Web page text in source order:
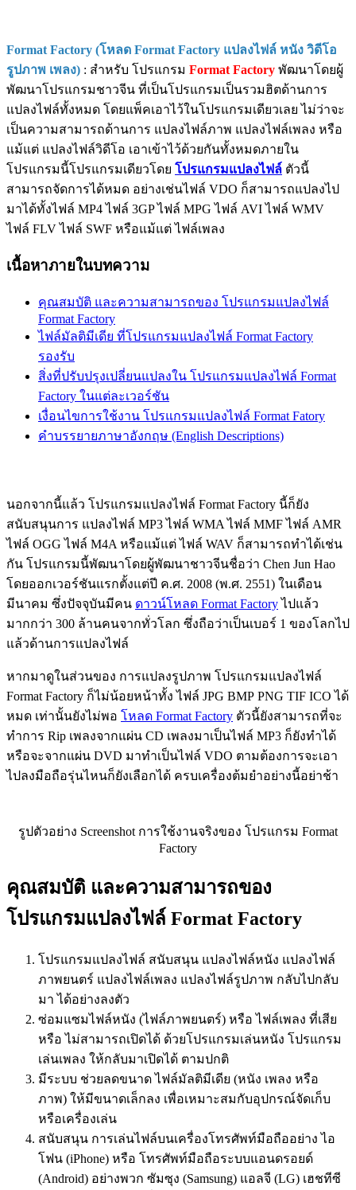
Format Factory (โหลด Format Factory แปลงไฟล์ หนัง วิดีโอ
รูปภาพ เพลง) : สำหรับ โปรแกรม Format Factory พัฒนาโดยผู้
พัฒนาโปรแกรมชาวจีน ที่เป็นโปรแกรมเป็นรวมฮิตด้านการ
แปลงไฟล์ทั้งหมด โดยแพ็คเอาไว้ในโปรแกรมเดียวเลย ไม่ว่าจะ
เป็นความสามารถด้านการ แปลงไฟล์ภาพ แปลงไฟล์เพลง หรือ
แม้แต่ แปลงไฟล์วิดีโอ เอาเข้าไว้ด้วยกันทั้งหมดภายใน
โปรแกรมนี้โปรแกรมเดียวโดย โปรแกรมแปลงไฟล์ ตัวนี้
สามารถจัดการได้หมด อย่างเช่นไฟล์ VDO ก็สามารถแปลงไป
มาได้ทั้งไฟล์ MP4 ไฟล์ 3GP ไฟล์ MPG ไฟล์ AVI ไฟล์ WMV
ไฟล์ FLV ไฟล์ SWF หรือแม้แต่ ไฟล์เพลง
เนื้อหาภายในบทความ
คุณสมบัติ และความสามารถของ โปรแกรมแปลงไฟล์
Format Factory
ไฟล์มัลติมีเดีย ที่โปรแกรมแปลงไฟล์ Format Factory
รองรับ
สิ่งที่ปรับปรุงเปลี่ยนแปลงใน โปรแกรมแปลงไฟล์ Format
Factory ในแต่ละเวอร์ชัน
เงื่อนไขการใช้งาน โปรแกรมแปลงไฟล์ Format Fatory
คำบรรยายภาษาอังกฤษ (English Descriptions)
นอกจากนี้แล้ว โปรแกรมแปลงไฟล์ Format Factory นี้ก็ยัง
สนับสนุนการ แปลงไฟล์ MP3 ไฟล์ WMA ไฟล์ MMF ไฟล์ AMR
ไฟล์ OGG ไฟล์ M4A หรือแม้แต่ ไฟล์ WAV ก็สามารถทำได้เช่น
กัน โปรแกรมนี้พัฒนาโดยผู้พัฒนาชาวจีนชื่อว่า Chen Jun Hao
โดยออกเวอร์ชันแรกตั้งแต่ปี ค.ศ. 2008 (พ.ศ. 2551) ในเดือน
มีนาคม ซึ่งปัจจุบันมีคน ดาวน์โหลด Format Factoryไปแล้ว
มากกว่า 300 ล้านคนจากทั่วโลก ซึ่งถือว่าเป็นเบอร์ 1 ของโลกไป
แล้วด้านการแปลงไฟล์
หากมาดูในส่วนของ การแปลงรูปภาพ โปรแกรมแปลงไฟล์
Format Factory ก็ไม่น้อยหน้าทั้ง ไฟล์ JPG BMP PNG TIF ICO ได้
หมด เท่านั้นยังไม่พอ โหลด Format Factory ตัวนี้ยังสามารถที่จะ
ทำการ Rip เพลงจากแผ่น CD เพลงมาเป็นไฟล์ MP3 ก็ยังทำได้
หรือจะจากแผ่น DVD มาทำเป็นไฟล์ VDO ตามต้องการจะเอา
ไปลงมือถือรุ่นไหนก็ยังเลือกได้ ครบเครื่องต้มยำอย่างนี้อย่าช้า
รูปตัวอย่าง Screenshot การใช้งานจริงของ โปรแกรม Format
Factory
คุณสมบัติ และความสามารถของ
โปรแกรมแปลงไฟล์ Format Factory
โปรแกรมแปลงไฟล์ สนับสนุน แปลงไฟล์หนัง แปลงไฟล์
ภาพยนตร์ แปลงไฟล์เพลง แปลงไฟล์รูปภาพ กลับไปกลับ
มา ได้อย่างลงตัว
ซ่อมแซมไฟล์หนัง (ไฟล์ภาพยนตร์) หรือ ไฟล์เพลง ที่เสีย
หรือ ไม่สามารถเปิดได้ ด้วยโปรแกรมเล่นหนัง โปรแกรม
เล่นเพลง ให้กลับมาเปิดได้ ตามปกติ
มีระบบ ช่วยลดขนาด ไฟล์มัลติมีเดีย (หนัง เพลง หรือ
ภาพ) ให้มีขนาดเล็กลง เพื่อเหมาะสมกับอุปกรณ์จัดเก็บ
หรือเครื่องเล่น
สนับสนุน การเล่นไฟล์บนเครื่องโทรศัพท์มือถืออย่าง ไอ
โฟน (iPhone) หรือ โทรศัพท์มือถือระบบแอนดรอยด์
(Android) อย่างพวก ซัมซุง (Samsung) แอลจี (LG) เฮชทีซี